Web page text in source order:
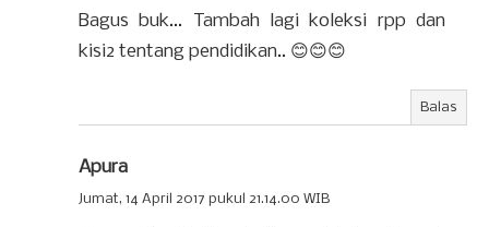
Bagus buk... Tambah lagi koleksi rpp dan
kisi2 tentang pendidikan.. 😊😊😊
Balas
Apura
Jumat, 14 April 2017 pukul 21.14.00 WIB